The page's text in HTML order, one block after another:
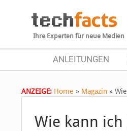
Ihre Experten für neue Medien
ANLEITUNGEN
ANZEIGE: Home » Magazin »
Wie kann